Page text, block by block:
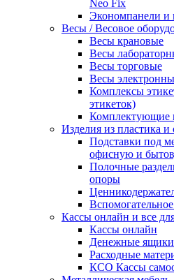
Neo Fix
Экономпанели и
Весы / Весовое
Весы крановые
Весы
Весы торговые
Весы
Комплексы
этикеток)
Комплектующие
Изделия из пластика и
Подставки под
офисную и
Полочные
опоры
Кассы онлайн и все
Кассы онлайн
Денежные ящики
Расходные
КСО Кассы